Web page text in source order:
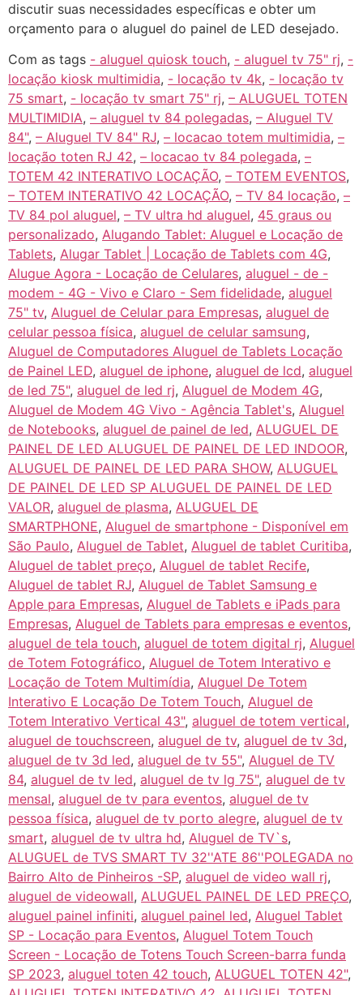
discutir suas necessidades específicas e obter um
orçamento para o aluguel do painel de LED desejado.
Com as tags - aluguel quiosk touch, - aluguel tv 75" rj, -
locação kiosk multimidia, - locação tv 4k, - locação tv
75 smart, - locação tv smart 75" rj, – ALUGUEL TOTEN
MULTIMIDIA, – aluguel tv 84 polegadas, – Aluguel TV
84", – Aluguel TV 84" RJ, – locacao totem multimidia, –
locação toten RJ 42, – locacao tv 84 polegada, –
TOTEM 42 INTERATIVO LOCAÇÃO, – TOTEM EVENTOS,
– TOTEM INTERATIVO 42 LOCAÇÃO, – TV 84 locação, –
TV 84 pol aluguel, – TV ultra hd aluguel, 45 graus ou
personalizado, Alugando Tablet: Aluguel e Locação de
Tablets, Alugar Tablet | Locação de Tablets com 4G,
Alugue Agora - Locação de Celulares, aluguel - de -
modem - 4G - Vivo e Claro - Sem fidelidade, aluguel
75" tv, Aluguel de Celular para Empresas, aluguel de
celular pessoa física, aluguel de celular samsung,
Aluguel de Computadores Aluguel de Tablets Locação
de Painel LED, aluguel de iphone, aluguel de lcd, aluguel
de led 75", aluguel de led rj, Aluguel de Modem 4G,
Aluguel de Modem 4G Vivo - Agência Tablet's, Aluguel
de Notebooks, aluguel de painel de led, ALUGUEL DE
PAINEL DE LED ALUGUEL DE PAINEL DE LED INDOOR,
ALUGUEL DE PAINEL DE LED PARA SHOW, ALUGUEL
DE PAINEL DE LED SP ALUGUEL DE PAINEL DE LED
VALOR, aluguel de plasma, ALUGUEL DE
SMARTPHONE, Aluguel de smartphone - Disponível em
São Paulo, Aluguel de Tablet, Aluguel de tablet Curitiba,
Aluguel de tablet preço, Aluguel de tablet Recife,
Aluguel de tablet RJ, Aluguel de Tablet Samsung e
Apple para Empresas, Aluguel de Tablets e iPads para
Empresas, Aluguel de Tablets para empresas e eventos,
aluguel de tela touch, aluguel de totem digital rj, Aluguel
de Totem Fotográfico, Aluguel de Totem Interativo e
Locação de Totem Multimídia, Aluguel De Totem
Interativo E Locação De Totem Touch, Aluguel de
Totem Interativo Vertical 43", aluguel de totem vertical,
aluguel de touchscreen, aluguel de tv, aluguel de tv 3d,
aluguel de tv 3d led, aluguel de tv 55", Aluguel de TV
84, aluguel de tv led, aluguel de tv lg 75", aluguel de tv
mensal, aluguel de tv para eventos, aluguel de tv
pessoa física, aluguel de tv porto alegre, aluguel de tv
smart, aluguel de tv ultra hd, Aluguel de TV`s,
ALUGUEL de TVS SMART TV 32''ATE 86''POLEGADA no
Bairro‎ Alto de Pinheiros‎ -SP, aluguel de video wall rj,
aluguel de videowall, ALUGUEL PAINEL DE LED PREÇO,
aluguel painel infiniti, aluguel painel led, Aluguel Tablet
SP - Locação para Eventos, Aluguel Totem Touch
Screen - Locação de Totens Touch Screen-barra funda
SP 2023, aluguel toten 42 touch, ALUGUEL TOTEN 42",